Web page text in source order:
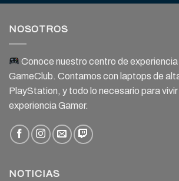
NOSOTROS
Conoce nuestro centro de
GameClub. Contamos con laptops de
PlayStation, y todo lo necesario para
experiencia Gamer.
NOTICIAS